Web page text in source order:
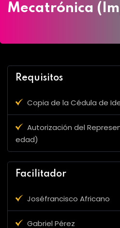
Mecatrónica
Requisitos
Copia de la Cédula de
Autorización del
edad)
Facilitador
Joséfrancisco Africano
Gabriel Pérez